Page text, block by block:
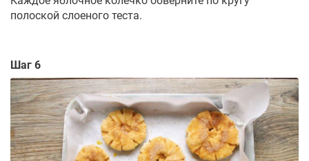
полоской слоеного теста.
Шаг 6